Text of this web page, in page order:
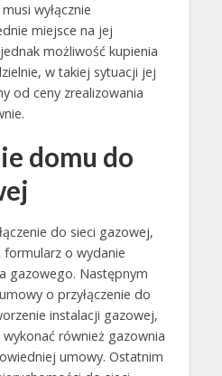
wyłącznie
miejsce na jej
możliwość kupienia
w takiej sytuacji jej
od ceny zrealizowania
domu do
do sieci gazowej,
formularz o wydanie
gazowego. Następnym
o przyłączenie do
instalacji gazowej,
również gazownia
umowy. Ostatnim